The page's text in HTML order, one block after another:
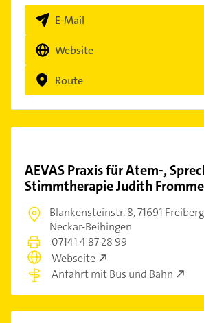
E-Mail
Website
Route
AEVAS Praxis für Atem-,
Stimmtherapie Judith
Blankensteinstr. 8,71691
Neckar-Beihingen
07141 4 87 28 99
Webseite
Anfahrt mit Bus und Bahn